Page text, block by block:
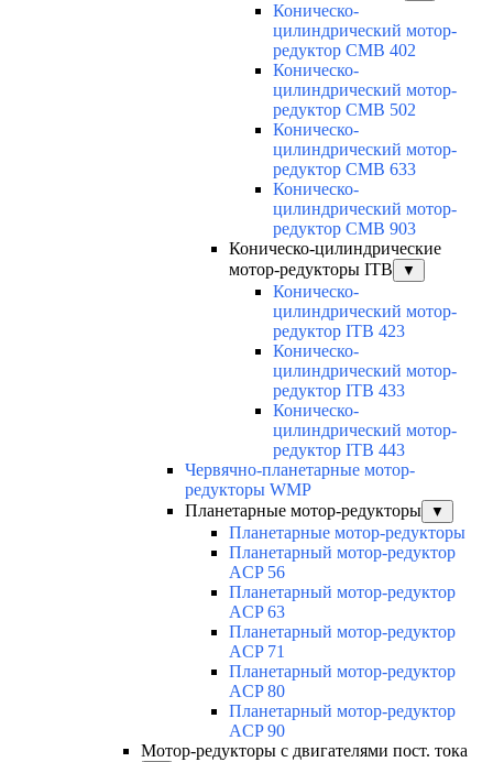
Коническо-
цилиндрический мотор-
редуктор CMB 402
Коническо-
цилиндрический мотор-
редуктор CMB 502
Коническо-
цилиндрический мотор-
редуктор CMB 633
Коническо-
цилиндрический мотор-
редуктор CMB 903
Коническо-цилиндрические
мотор-редукторы ITB
▼
Коническо-
цилиндрический мотор-
редуктор ITB 423
Коническо-
цилиндрический мотор-
редуктор ITB 433
Коническо-
цилиндрический мотор-
редуктор ITB 443
Червячно-планетарные мотор-
редукторы WMP
Планетарные мотор-редукторы
▼
Планетарные мотор-редукторы
Планетарный мотор-редуктор
ACP 56
Планетарный мотор-редуктор
ACP 63
Планетарный мотор-редуктор
ACP 71
Планетарный мотор-редуктор
ACP 80
Планетарный мотор-редуктор
ACP 90
Мотор-редукторы с двигателями пост. тока